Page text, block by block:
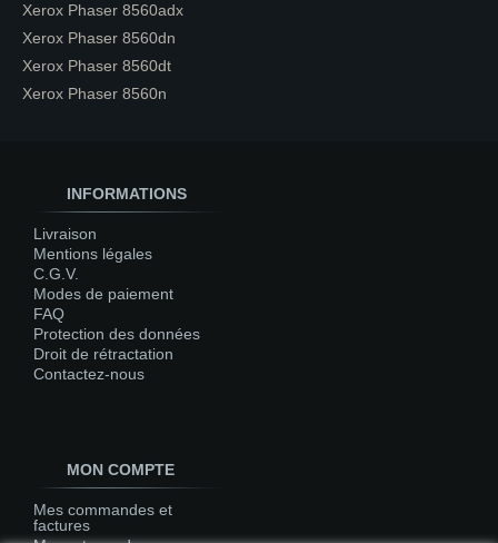
Xerox Phaser 8560adx
Xerox Phaser 8560dn
Xerox Phaser 8560dt
Xerox Phaser 8560n
INFORMATIONS
Livraison
Mentions légales
C.G.V.
Modes de paiement
FAQ
Protection des données
Droit de rétractation
Contactez-nous
MON COMPTE
Mes commandes et
factures